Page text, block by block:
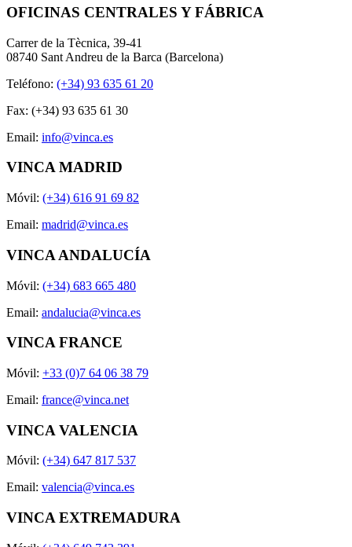
OFICINAS CENTRALES Y FÁBRICA
Carrer de la Tècnica, 39-41
08740 Sant Andreu de la Barca (Barcelona)
Teléfono: (+34) 93 635 61 20
Fax: (+34) 93 635 61 30
Email: info@vinca.es
VINCA MADRID
Móvil: (+34) 616 91 69 82
Email: madrid@vinca.es
VINCA ANDALUCÍA
Móvil: (+34) 683 665 480
Email: andalucia@vinca.es
VINCA FRANCE
Móvil: +33 (0)7 64 06 38 79
Email: france@vinca.net
VINCA VALENCIA
Móvil: (+34) 647 817 537
Email: valencia@vinca.es
VINCA EXTREMADURA